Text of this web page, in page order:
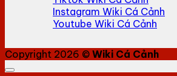
Instagram Wiki Cá Cảnh
Youtube Wiki Cá Cảnh
Copyright 2026 © Wiki Cá Cảnh